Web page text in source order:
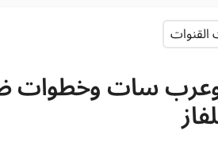
القنوات
وعرب سات